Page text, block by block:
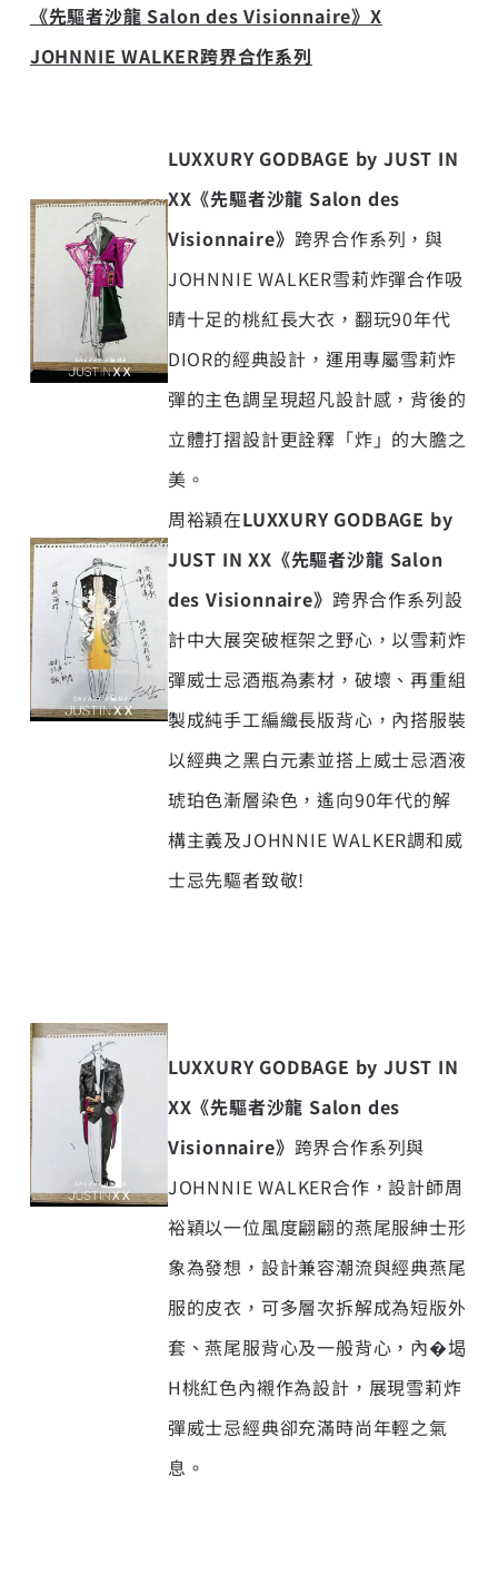
《先驅者沙龍 Salon des Visionnaire》X
JOHNNIE WALKER跨界合作系列
LUXXURY GODBAGE by JUST IN
XX 《先驅者沙龍 Salon des
Visionnaire》 跨界合作系列，與
JOHNNIE WALKER雪莉炸彈合作吸
睛十足的桃紅長大衣，翻玩90年代
DIOR的經典設計，運用專屬雪莉炸
彈的主色調呈現超凡設計感，背後的
立體打摺設計更詮釋「炸」的大膽之
美。
周裕穎在LUXXURY GODBAGE by
JUST IN XX 《先驅者沙龍 Salon
des Visionnaire》 跨界合作系列設
計中大展突破框架之野心，以雪莉炸
彈威士忌酒瓶為素材，破壞、再重組
製成純手工編織長版背心，內搭服裝
以經典之黑白元素並搭上威士忌酒液
琥珀色漸層染色，遙向90年代的解
構主義及JOHNNIE WALKER調和威
士忌先驅者致敬!
LUXXURY GODBAGE by JUST IN
XX 《先驅者沙龍 Salon des
Visionnaire》 跨界合作系列與
JOHNNIE WALKER合作，設計師周
裕穎以一位風度翩翩的燕尾服紳士形
象為發想，設計兼容潮流與經典燕尾
服的皮衣，可多層次拆解成為短版外
套、燕尾服背心及一般背心，內�堨
H桃紅色內襯作為設計，展現雪莉炸
彈威士忌經典卻充滿時尚年輕之氣
息。